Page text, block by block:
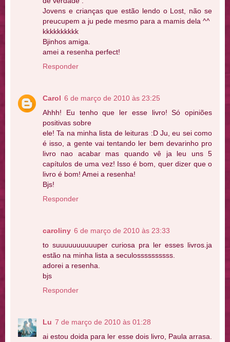
Jovens e crianças que estão lendo o Lost, não se
preucupem a ju pede mesmo para a mamis dela ^^
kkkkkkkkkk
Bjinhos amiga.
amei a resenha perfect!
Responder
Carol 6 de março de 2010 às 23:25
Ahhh! Eu tenho que ler esse livro! Só opiniões
positivas sobre
ele! Ta na minha lista de leituras :D Ju, eu sei como
é isso, a gente vai tentando ler bem devarinho pro
livro nao acabar mas quando vê ja leu uns 5
capítulos de uma vez! Isso é bom, quer dizer que o
livro é bom! Amei a resenha!
Bjs!
Responder
caroliny 6 de março de 2010 às 23:33
to suuuuuuuuuuper curiosa pra ler esses livros.ja
estão na minha lista a seculossssssssss.
adorei a resenha.
bjs
Responder
Lu 7 de março de 2010 às 01:28
ai estou doida para ler esse dois livro, Paula arrasa.